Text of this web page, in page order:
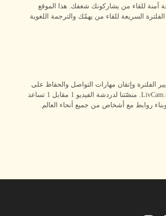
الفيديو 1 مقابل 1 تمنحك مساحة آمنة للقاء من يشاركونك شغفك. هذا الموقع
السريعة للقاء من يهمّك والترجمة اللغوية
الفلترة وإتقان مهارات التواصل والحفاظ على
تواصل معتدل، يمكنك إيجاد أشخاص متوافقين على LivCam.me. منصّتنا لدردشة الفيديو 1 مقابل 1 تساعد
روابط مع أشخاص من جميع أنحاء العالم.